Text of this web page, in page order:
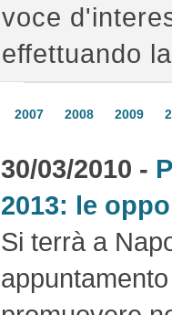
voce
effettuando
2007 2008 2009
30/03/2010 -
2013: le
Si terrà a